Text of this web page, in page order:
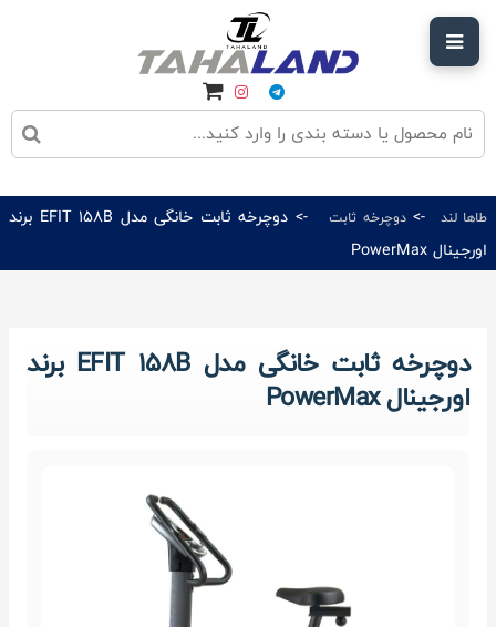
طاها لند ->دوچرخه ثابت
-> دوچرخه ثابت خانگی مدل EFIT 158B برند
اورجینال PowerMax
دوچرخه ثابت خانگی مدل EFIT 158B برند
اورجینال PowerMax